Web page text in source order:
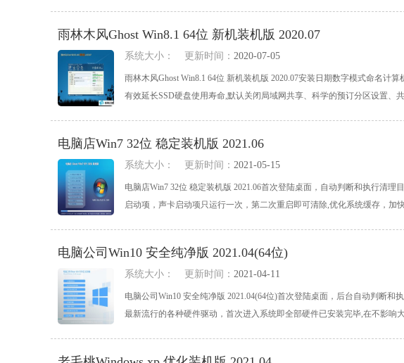
雨林木风Ghost Win8.1 64位 新机装机版 2020.07
系统大小： 更新时间： 2020-07-05
雨林木风Ghost Win8.1 64位 新机装机版 2020.07安装日期数字模式命名计
有效延长SSD硬盘使用寿命,默认关闭局域网共享、科学的预订分区设置、
电脑店Win7 32位 稳定装机版 2021.06
系统大小： 更新时间： 2021-05-15
电脑店Win7 32位 稳定装机版 2021.06首次登陆桌面，自动判断和执行清
启动项，声卡启动项只运行一次，第二次重启即可清除,优化系统缓存，加
电脑公司Win10 安全纯净版 2021.04(64位)
系统大小： 更新时间： 2021-04-11
电脑公司Win10 安全纯净版 2021.04(64位)首次登陆桌面，后台自动判断
最新流行的各种硬件驱动，首次进入系统即全部硬件已安装完毕,在不影响